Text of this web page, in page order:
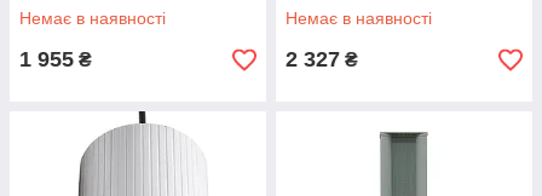
Немає в наявності
1 955 ₴
Немає в наявності
2 327 ₴